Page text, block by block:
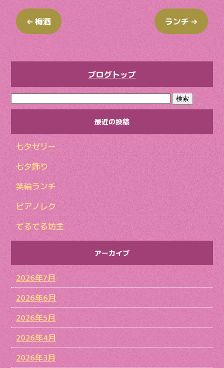
←梅酒 ランチ →
ブログトップ
最近の投稿
七夕ゼリー
七夕飾り
笑輪ランチ
ピアノレク
てるてる坊主
アーカイブ
2026年7月
2026年6月
2026年5月
2026年4月
2026年3月